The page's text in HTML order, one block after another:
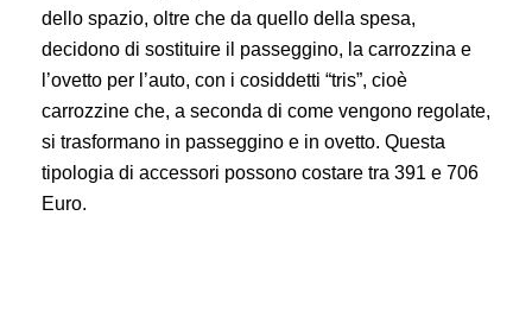
dello spazio, oltre che da quello della spesa,
decidono di sostituire il passeggino, la carrozzina e
l’ovetto per l’auto, con i cosiddetti “tris”, cioè
carrozzine che, a seconda di come vengono regolate,
si trasformano in passeggino e in ovetto. Questa
tipologia di accessori possono costare tra 391 e 706
Euro.